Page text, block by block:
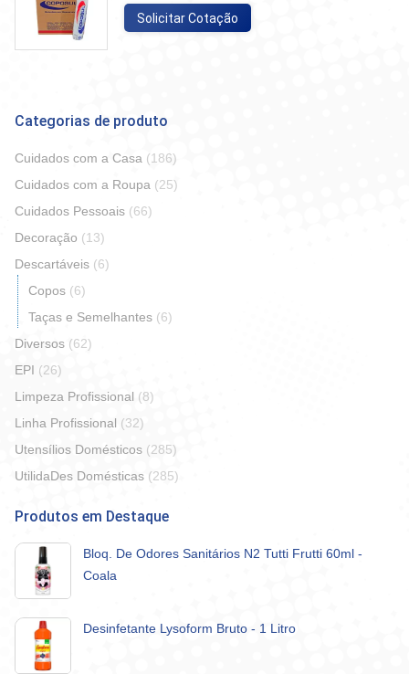
Solicitar Cotação
Categorias de produto
Cuidados com a Casa (186)
Cuidados com a Roupa (25)
Cuidados Pessoais (66)
Decoração (13)
Descartáveis (6)
Copos (6)
Taças e Semelhantes (6)
Diversos (62)
EPI (26)
Limpeza Profissional (8)
Linha Profissional (32)
Utensílios Domésticos (285)
UtilidaDes Domésticas (285)
Produtos em Destaque
Bloq. De Odores Sanitários N2 Tutti Frutti 60ml -
Coala
Desinfetante Lysoform Bruto - 1 Litro